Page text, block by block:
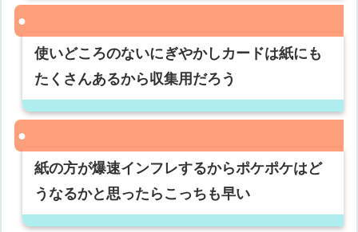
使いどころのないにぎやかしカードは紙にも
たくさんあるから収集用だろう
紙の方が爆速インフレするからポケポケはど
うなるかと思ったらこっちも早い